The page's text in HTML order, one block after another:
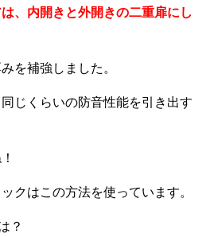
、内開きと外開きの二重扉にし
を補強しました。
じくらいの防音性能を引き出す
クはこの方法を使っています。
？